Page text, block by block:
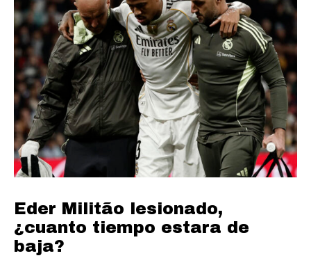
Eder Militão lesionado,
¿cuanto tiempo estara de
baja?